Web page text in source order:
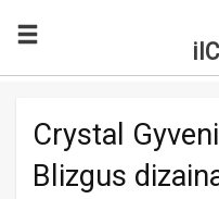
Search for:
Crystal
Blizgus